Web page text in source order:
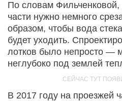
По словам
части нужно немного
образом, чтобы вода
будет уходить.
лотков было непросто —
неглубоко под землей
В 2017 году на проезжей